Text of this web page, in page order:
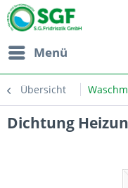
Menü
Übersicht
Dichtung